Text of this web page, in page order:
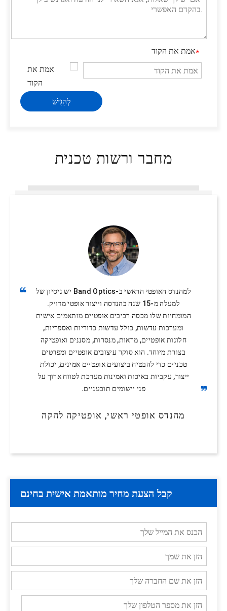
*אמת את הקוד
לְהַגִישׁ
מחבר ורשות טכנית
למהנדס האופטי הראשי ב-Band Optics יש ניסיון של
למעלה מ-15 שנה בהנדסה וייצור אופטי מדויק.
המומחיות שלו מכסה רכיבים אופטיים מותאמים אישית
ומערכות עדשות, כולל עדשות כדוריות ואספריות,
חלונות אופטיים, מראות, מנסרות, מסננים ואופטיקה
בצורת מיוחד. הוא סוקר עיצובים אופטיים ומפרטים
טכניים כדי להבטיח ביצועים אופטיים אמינים, יכולת
ייצור, עקביות באיכות ואמינות מערכת לטווח ארוך על
פני יישומים תובעניים.
מהנדס אופטי ראשי, אופטיקה להקה
קבל הצעת מחיר מותאמת אישית בחינם